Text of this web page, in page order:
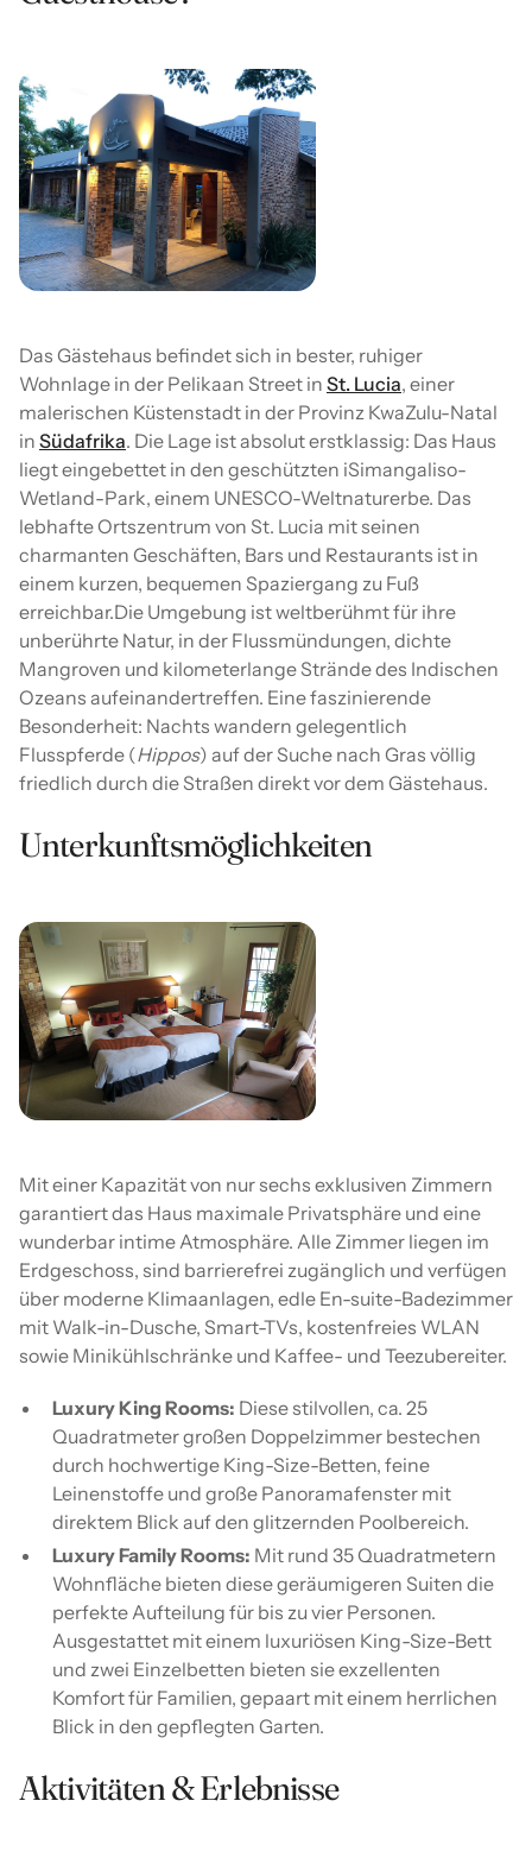
Das Gästehaus befindet sich in bester, ruhiger
Wohnlage in der Pelikaan Street in St. Lucia, einer
malerischen Küstenstadt in der Provinz KwaZulu-Natal
in Südafrika. Die Lage ist absolut erstklassig: Das Haus
liegt eingebettet in den geschützten iSimangaliso-
Wetland-Park, einem UNESCO-Weltnaturerbe. Das
lebhafte Ortszentrum von St. Lucia mit seinen
charmanten Geschäften, Bars und Restaurants ist in
einem kurzen, bequemen Spaziergang zu Fuß
erreichbar.Die Umgebung ist weltberühmt für ihre
unberührte Natur, in der Flussmündungen, dichte
Mangroven und kilometerlange Strände des Indischen
Ozeans aufeinandertreffen. Eine faszinierende
Besonderheit: Nachts wandern gelegentlich
Flusspferde (Hippos) auf der Suche nach Gras völlig
friedlich durch die Straßen direkt vor dem Gästehaus.
Unterkunftsmöglichkeiten
Mit einer Kapazität von nur sechs exklusiven Zimmern
garantiert das Haus maximale Privatsphäre und eine
wunderbar intime Atmosphäre. Alle Zimmer liegen im
Erdgeschoss, sind barrierefrei zugänglich und verfügen
über moderne Klimaanlagen, edle En-suite-Badezimmer
mit Walk-in-Dusche, Smart-TVs, kostenfreies WLAN
sowie Minikühlschränke und Kaffee- und Teezubereiter.
Luxury King Rooms: Diese stilvollen, ca. 25
Quadratmeter großen Doppelzimmer bestechen
durch hochwertige King-Size-Betten, feine
Leinenstoffe und große Panoramafenster mit
direktem Blick auf den glitzernden Poolbereich.
Luxury Family Rooms: Mit rund 35 Quadratmetern
Wohnfläche bieten diese geräumigeren Suiten die
perfekte Aufteilung für bis zu vier Personen.
Ausgestattet mit einem luxuriösen King-Size-Bett
und zwei Einzelbetten bieten sie exzellenten
Komfort für Familien, gepaart mit einem herrlichen
Blick in den gepflegten Garten.
Aktivitäten & Erlebnisse